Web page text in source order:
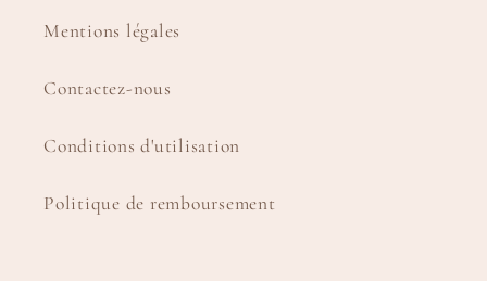
Mentions légales
Contactez-nous
Conditions d'utilisation
Politique de remboursement